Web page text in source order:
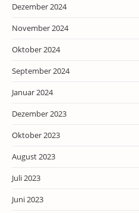
Dezember 2024
November 2024
Oktober 2024
September 2024
Januar 2024
Dezember 2023
Oktober 2023
August 2023
Juli 2023
Juni 2023